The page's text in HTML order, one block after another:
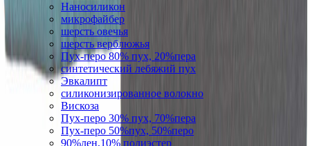
Наносиликон
микрофайбер
шерсть овечья
шерсть верблюжья
Пух-перо 80% пух, 20%пера
синтетический лебяжий пух
Эвкалипт
силиконизированное волокно
Вискоза
Пух-перо 30% пух, 70%пера
Пух-перо 50%пух, 50%перо
90%лен,10% полиэстер